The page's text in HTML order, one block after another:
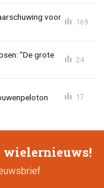
voor
169
"De grote
24
17
wielernieuws!